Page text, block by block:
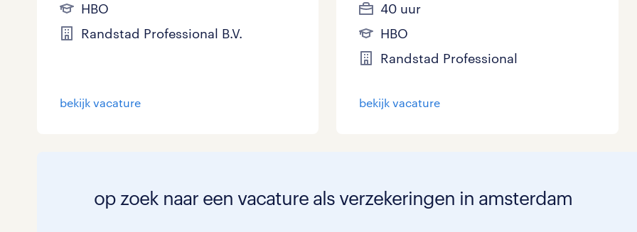
HBO
Randstad Professional B.V.
bekijk vacature
40 uur
HBO
Randstad Professional
bekijk vacature
op zoek naar een vacature als verzekeringen in amsterdam